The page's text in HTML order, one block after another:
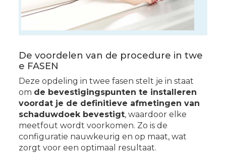
De voordelen van de procedure in twe
e FASEN
Deze opdeling in twee fasen stelt je in staat
om de bevestigingspunten te installeren
voordat je de definitieve afmetingen van
schaduwdoek bevestigt, waardoor elke
meetfout wordt voorkomen. Zo is de
configuratie nauwkeurig en op maat, wat
zorgt voor een optimaal resultaat.